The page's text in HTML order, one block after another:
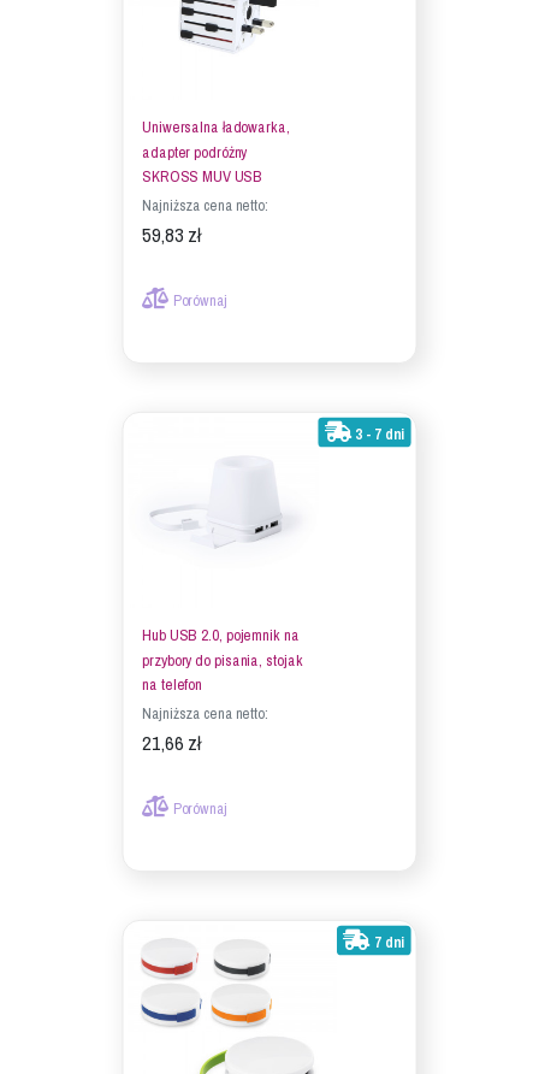
Uniwersalna ładowarka,
adapter podróżny
SKROSS MUV USB
Najniższa cena netto:
59,83 zł
Porównaj
3 - 7 dni
Hub USB 2.0, pojemnik na
przybory do pisania, stojak
na telefon
Najniższa cena netto:
21,66 zł
Porównaj
7 dni